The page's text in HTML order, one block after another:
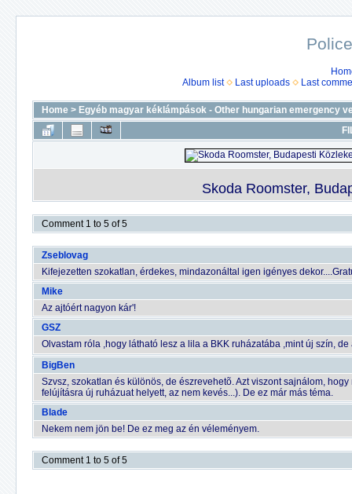
Album list
Last uploads Last
Home > Egyéb magyar kéklámpások - Other hungarian emergency
Skoda Roomster,
Comment 1 to 5 of 5
Zseblovag
Kifejezetten szokatlan, érdekes, mindazonáltal igen igényes
Mike
Az ajtóért nagyon kár'!
GSZ
Olvastam róla ,hogy látható lesz a lila a BKK ruházatába ,mint új szín,
BigBen
Szvsz, szokatlan és különös, de észrevehetõ. Azt viszont sajnálom,
felújításra új ruházuat helyett, az nem kevés...). De ez már más téma.
Blade
Nekem nem jön be! De ez meg az én véleményem.
Comment 1 to 5 of 5